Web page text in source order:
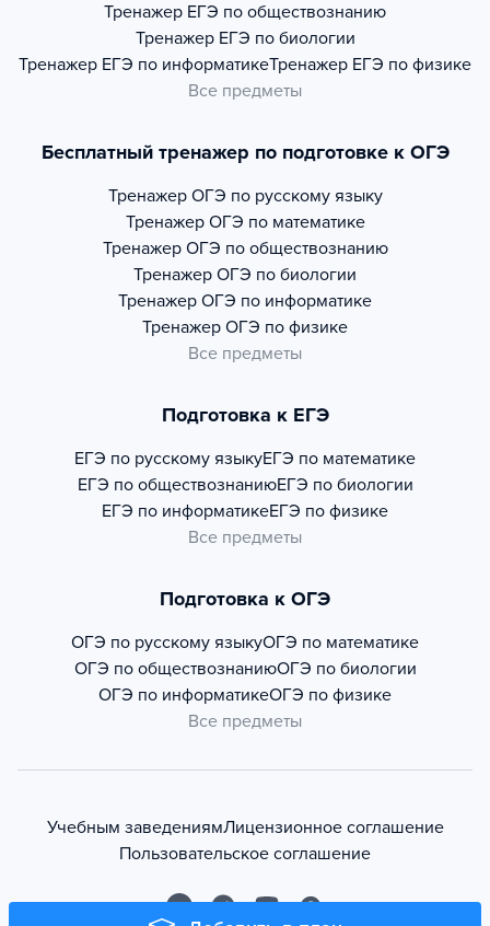
Тренажер ЕГЭ по обществознанию
Тренажер ЕГЭ по биологии
Тренажер ЕГЭ по информатикеТренажер ЕГЭ по физике
Все предметы
Бесплатный тренажер по подготовке к ОГЭ
Тренажер ОГЭ по русскому языку
Тренажер ОГЭ по математике
Тренажер ОГЭ по обществознанию
Тренажер ОГЭ по биологии
Тренажер ОГЭ по информатике
Тренажер ОГЭ по физике
Все предметы
Подготовка к ЕГЭ
ЕГЭ по русскому языкуЕГЭ по математике
ЕГЭ по обществознаниюЕГЭ по биологии
ЕГЭ по информатикеЕГЭ по физике
Все предметы
Подготовка к ОГЭ
ОГЭ по русскому языкуОГЭ по математике
ОГЭ по обществознаниюОГЭ по биологии
ОГЭ по информатикеОГЭ по физике
Все предметы
Учебным заведениямЛицензионное соглашение
Пользовательское соглашение